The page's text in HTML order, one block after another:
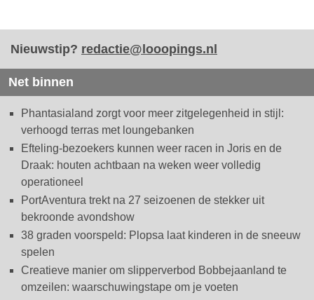
Nieuwstip? redactie@looopings.nl
Net binnen
Phantasialand zorgt voor meer zitgelegenheid in stijl:
verhoogd terras met loungebanken
Efteling-bezoekers kunnen weer racen in Joris en de
Draak: houten achtbaan na weken weer volledig
operationeel
PortAventura trekt na 27 seizoenen de stekker uit
bekroonde avondshow
38 graden voorspeld: Plopsa laat kinderen in de sneeuw
spelen
Creatieve manier om slipperverbod Bobbejaanland te
omzeilen: waarschuwingstape om je voeten